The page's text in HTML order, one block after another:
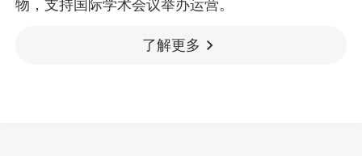
物，支持国际学术会议举办运营。
了解更多